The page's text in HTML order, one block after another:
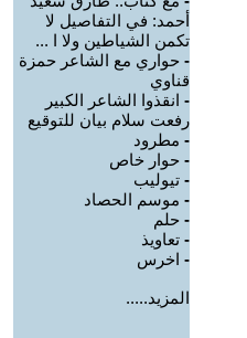
أحمد: في التفاصيل لا
تكمن الشياطين ولا ا ...
- حواري مع الشاعر حمزة
قناوي
- انقذوا الشاعر الكبير
رفعت سلام بيان للتوقيع
- مطرود
- حوار خاص
- تيوليب
- موسم الحصاد
- حلم
- تعاويذ
- اخرس
المزيد.....